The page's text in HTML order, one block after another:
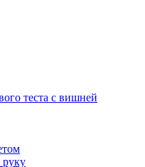
теста с вишней
руку